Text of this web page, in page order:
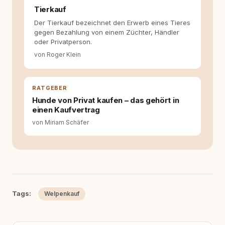
Tierkauf
Der Tierkauf bezeichnet den Erwerb eines Tieres
gegen Bezahlung von einem Züchter, Händler
oder Privatperson.
von Roger Klein
RATGEBER
Hunde von Privat kaufen – das gehört in
einen Kaufvertrag
von Miriam Schäfer
Tags: Welpenkauf